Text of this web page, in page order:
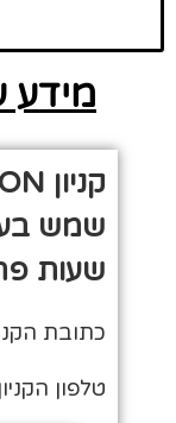
מידע
שמש
שעות
כתובת הקניון -
טלפון הקניון - 073-